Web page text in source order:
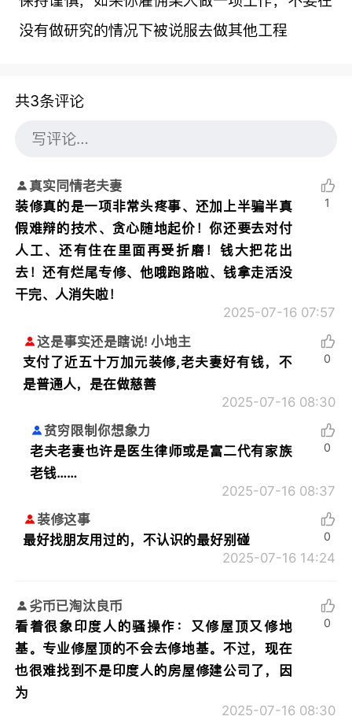
没有做研究的情况下被说服去做其他工程
共3条评论
真实同情老夫妻
装修真的是一项非常头疼事、还加上半骗半真
假难辩的技术、贪心随地起价！你还要去对付
人工、还有住在里面再受折磨！钱大把花出
去！还有烂尾专修、他哦跑路啦、钱拿走活没
干完、人消失啦！
2025-07-16 07:57
1
这是事实还是瞎说! 小地主
支付了近五十万加元装修,老夫妻好有钱，不
是普通人，是在做慈善
2025-07-16 08:30
0
贫穷限制你想象力
老夫老妻也许是医生律师或是富二代有家族
老钱……
2025-07-16 08:37
0
装修这事
最好找朋友用过的，不认识的最好别碰
2025-07-16 14:24
0
劣币已淘汰良币
看着很象印度人的骚操作：又修屋顶又修地
基。专业修屋顶的不会去修地基。不过，现在
也很难找到不是印度人的房屋修建公司了，因
为
2025-07-16 08:30
0